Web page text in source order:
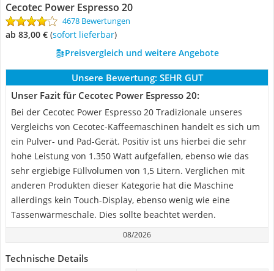
Cecotec ‎Power Espresso 20
4678 Bewertungen
ab 83,00 € ( Sofort lieferbar)
Preisvergleich und weitere Angebote
Unsere Bewertung: SEHR GUT
Unser Fazit für Cecotec ‎Power Espresso 20:
Bei der Cecotec Power Espresso 20 Tradizionale unseres
Vergleichs von Cecotec-Kaffeemaschinen handelt es sich um
ein Pulver- und Pad-Gerät. Positiv ist uns hierbei die sehr
hohe Leistung von 1.350 Watt aufgefallen, ebenso wie das
sehr ergiebige Füllvolumen von 1,5 Litern. Verglichen mit
anderen Produkten dieser Kategorie hat die Maschine
allerdings kein Touch-Display, ebenso wenig wie eine
Tassenwärmeschale. Dies sollte beachtet werden.
08/2026
Technische Details